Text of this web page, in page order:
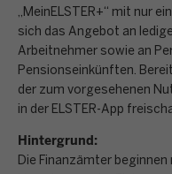
„MeinELSTER+“ mit nur
sich das Angebot an
Arbeitnehmer sowie an
Pensionseinkünften.
der zum vorgesehenen
in der ELSTER-App
Hintergrund:
Die Finanzämter